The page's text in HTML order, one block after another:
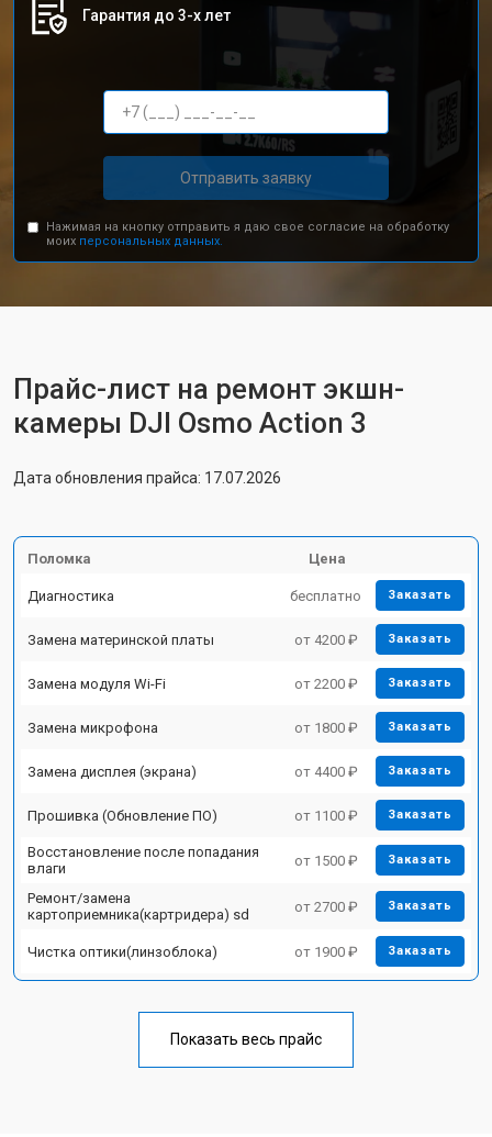
Гарантия до 3-х лет
Отправить заявку
Нажимая на кнопку отправить я даю свое согласие на обработку
моих персональных данных.
Прайс-лист на ремонт экшн-
камеры DJI Osmo Action 3
Дата обновления прайса: 17.07.2026
Поломка Цена
Диагностика бесплатно Заказать
Замена материнской платы от 4200 ₽ Заказать
Замена модуля Wi-Fi от 2200 ₽ Заказать
Замена микрофона от 1800 ₽ Заказать
Замена дисплея (экрана) от 4400 ₽ Заказать
Прошивка (Обновление ПО) от 1100 ₽ Заказать
Восстановление после попадания
влаги
от 1500 ₽ Заказать
Ремонт/замена
картоприемника(картридера) sd
от 2700 ₽ Заказать
Чистка оптики(линзоблока) от 1900 ₽ Заказать
Показать весь прайс